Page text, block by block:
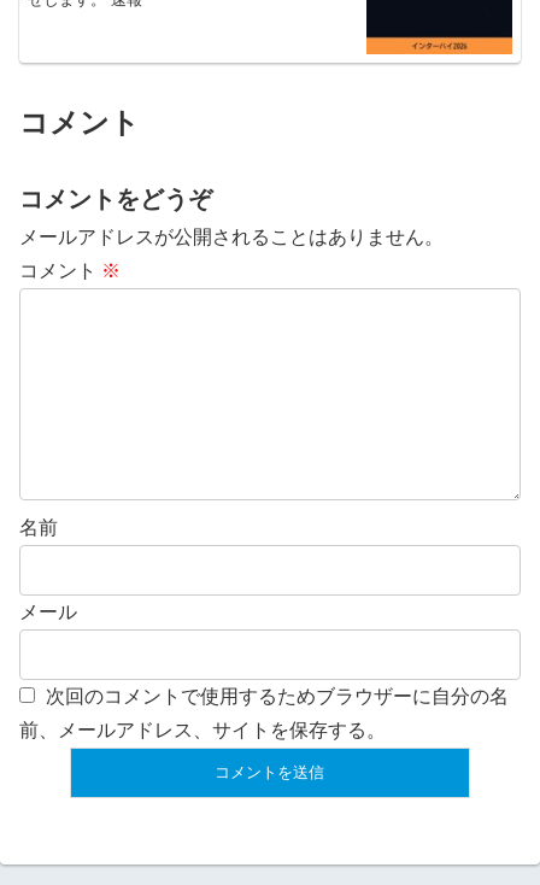
コメント
コメントをどうぞ
メールアドレスが公開されることはありません。
コメント ※
名前
メール
次回のコメントで使用するためブラウザーに自分の名
前、メールアドレス、サイトを保存する。